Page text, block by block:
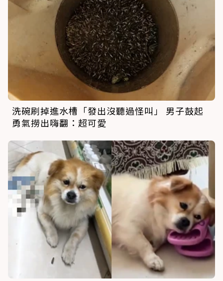
洗碗刷掉進水槽「發出沒聽過怪叫」 男子鼓起
勇氣撈出嗨翻：超可愛